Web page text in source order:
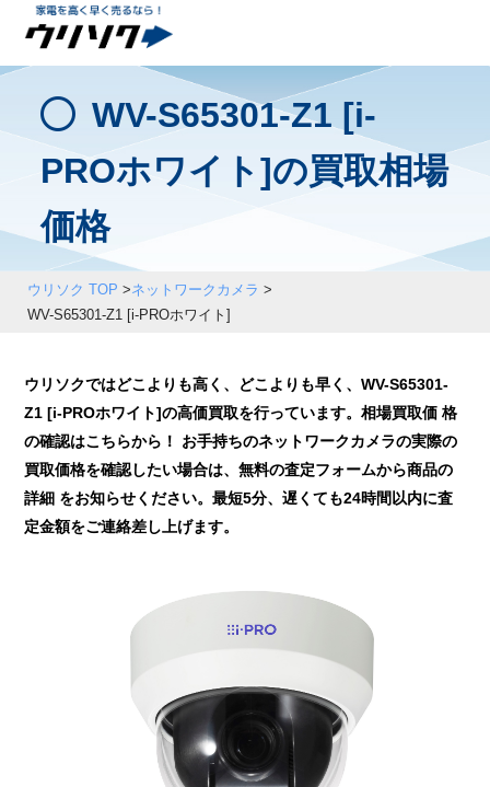
WV-S65301-Z1 [i-
PROホワイト]の買取相場
価格
ウリソク TOP >ネットワークカメラ >
WV-S65301-Z1 [i-PROホワイト]
ウリソクではどこよりも高く、どこよりも早く、WV-S65301-
Z1 [i-PROホワイト]の高価買取を行っています。相場買取価 格
の確認はこちらから！ お手持ちのネットワークカメラの実際の
買取価格を確認したい場合は、無料の査定フォームから商品の
詳細 をお知らせください。最短5分、遅くても24時間以内に査
定金額をご連絡差し上げます。